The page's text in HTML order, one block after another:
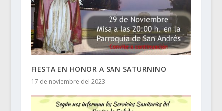
FIESTA EN HONOR A SAN SATURNINO
17 de noviembre del 2023